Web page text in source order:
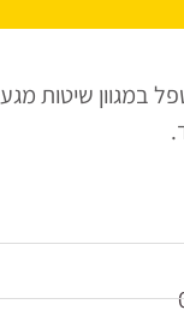
במגוון שיטות מגע